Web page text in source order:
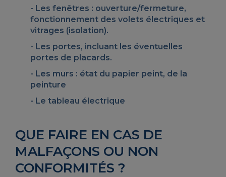
Les fenêtres : ouverture/fermeture,
fonctionnement des volets électriques et
vitrages (isolation).
Les portes, incluant les éventuelles
portes de placards.
Les murs : état du papier peint, de la
peinture
Le tableau électrique
QUE FAIRE EN CAS DE
MALFAÇONS OU NON
CONFORMITÉS ?